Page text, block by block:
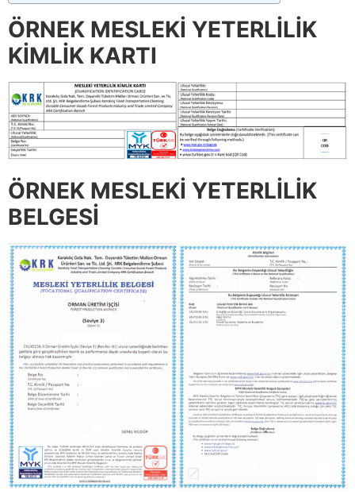
ÖRNEK MESLEKİ YETERLİLİK
KİMLİK KARTI
ÖRNEK MESLEKİ YETERLİLİK
BELGESİ